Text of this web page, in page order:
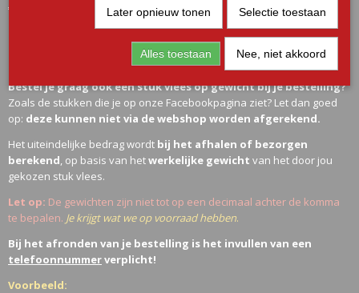
Later opnieuw tonen Selectie toestaan
Alles toestaan Nee, niet akkoord
€26,50 per kilo
Goed lezen!
Bestel je graag ook een stuk vlees op gewicht bij je bestelling?
Zoals de stukken die je op onze Facebookpagina ziet? Let dan goed
op: deze kunnen niet via de webshop worden afgerekend.
Het uiteindelijke bedrag wordt bij het afhalen of bezorgen
berekend, op basis van hetwerkelijke gewicht van het door jou
gekozen stuk vlees.
Let op: De gewichten zijn niet tot op een decimaal achter de komma
te bepalen. Je krijgt wat we op voorraad hebben.
Bij het afronden van je bestelling is het invullen van een
telefoonnummerverplicht!
Voorbeeld: